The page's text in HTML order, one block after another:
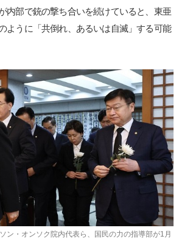
内部で銃の撃ち合いを続けていると、東亜
ように「共倒れ、あるいは自滅」する可能
ン・オンソク院内代表ら、国民の力の指導部が1月